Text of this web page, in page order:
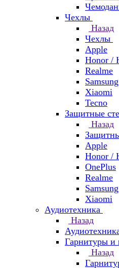
Чехлы
Назад
Чехлы
Apple
Honor /
Realme
Samsung
Xiaomi
Tecno
Защитные
Назад
Apple
Honor /
OnePlus
Realme
Samsung
Xiaomi
Аудиотехника
Назад
Гарнитуры и
Назад